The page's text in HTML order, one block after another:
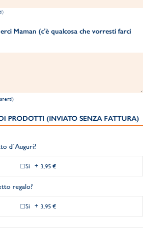
Maman (c'è qualcosa che vorresti farci
PRODOTTI (INVIATO SENZA FATTURA)
d´Auguri?
Si + 3,95 €
regalo?
Si + 3,95 €